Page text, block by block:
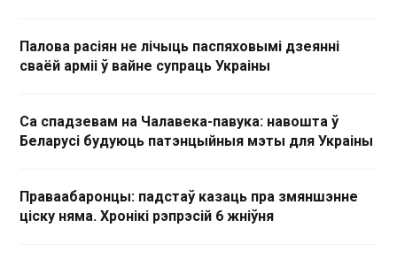
Палова расіян не лічыць паспяховымі дзеянні
сваёй арміі ў вайне супраць Украіны
Са спадзевам на Чалавека-павука: навошта ў
Беларусі будуюць патэнцыйныя мэты для Украіны
Праваабаронцы: падстаў казаць пра змяншэнне
ціску няма. Хронікі рэпрэсій 6 жніўня